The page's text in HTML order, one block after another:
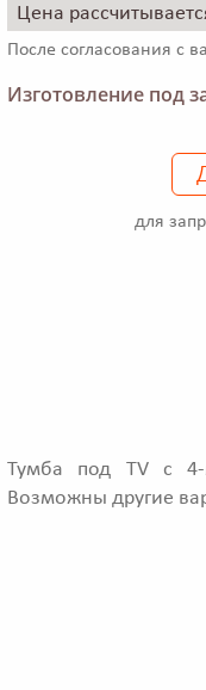
Цена
После согласования с
Изготовление под
для
Тумба под TV с
Возможны другие